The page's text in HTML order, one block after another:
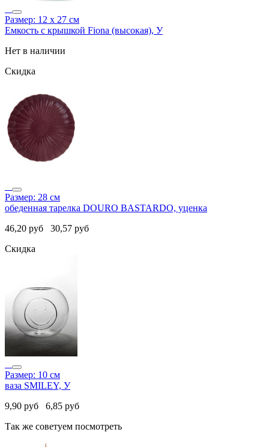
Размер: 12 х 27 см
Емкость с крышкой Fiona (высокая), У
Нет в наличии
Скидка
Размер: 28 см
обеденная тарелка DOURO BASTARDO, уценка
46,20 руб 30,57 руб
Скидка
Размер: 10 см
ваза SMILEY, У
9,90 руб 6,85 руб
Так же советуем посмотреть